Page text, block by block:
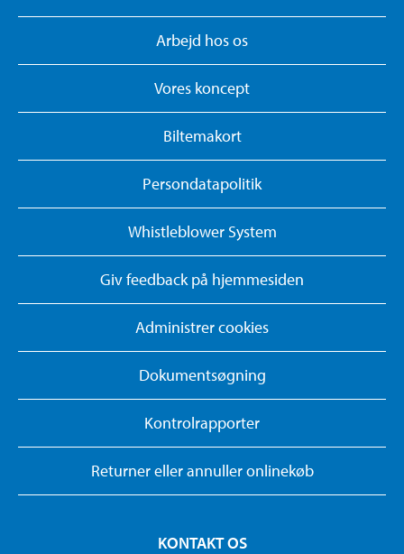
Arbejd hos os
Vores koncept
Biltemakort
Persondatapolitik
Whistleblower System
Giv feedback på hjemmesiden
Administrer cookies
Dokumentsøgning
Kontrolrapporter
Returner eller annuller onlinekøb
KONTAKT OS